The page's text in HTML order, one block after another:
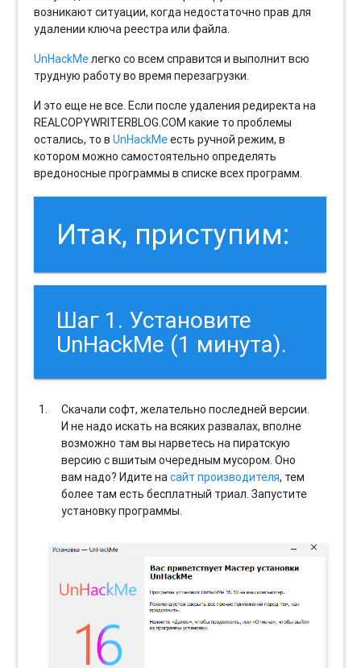
возникают ситуации, когда недостаточно прав для
удалении ключа реестра или файла.
UnHackMeлегко со всем справится и выполнит всю
трудную работу во время перезагрузки.
И это еще не все. Если после удаления редиректа на
REALCOPYWRITERBLOG.COM какие то проблемы
остались, то вUnHackMeесть ручной режим, в
котором можно самостоятельно определять
вредоносные программы в списке всех программ.
Итак, приступим:
Шаг 1. Установите
UnHackMe (1 минута).
Скачали софт, желательно последней версии.
И не надо искать на всяких развалах, вполне
возможно там вы нарветесь на пиратскую
версию с вшитым очередным мусором. Оно
вам надо? Идите насайт производителя, тем
более там есть бесплатный триал. Запустите
установку программы.